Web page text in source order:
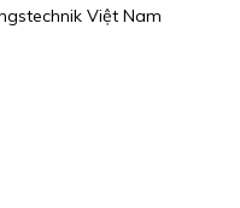
Việt Nam